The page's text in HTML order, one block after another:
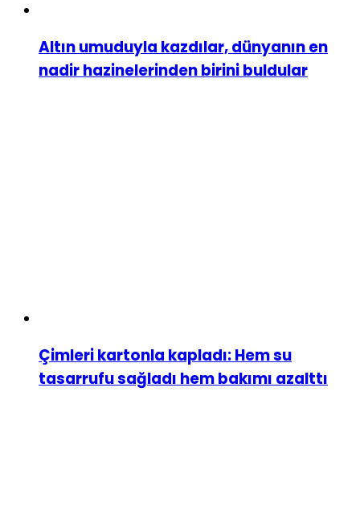
Altın umuduyla kazdılar, dünyanın en
nadir hazinelerinden birini buldular
Çimleri kartonla kapladı: Hem su
tasarrufu sağladı hem bakımı azalttı